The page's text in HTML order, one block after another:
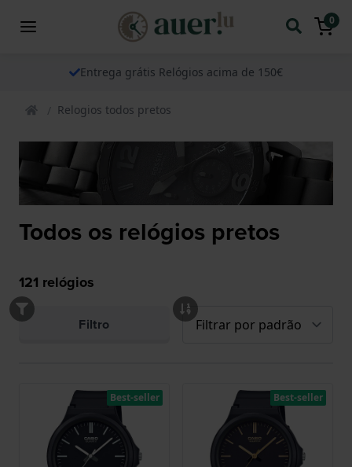
0
Entrega grátis Relógios acima de 150€
Relogios todos pretos
Todos os relógios pretos
121 relógios
Filtro
Best-seller Best-seller